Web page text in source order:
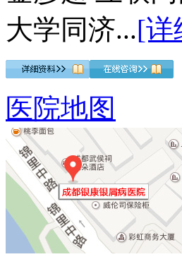
大学同济...[详
医院地图